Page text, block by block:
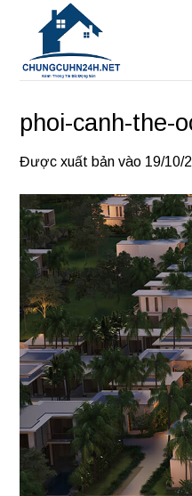
dung
phoi-canh-the-
Được xuất bản vào 19/10/